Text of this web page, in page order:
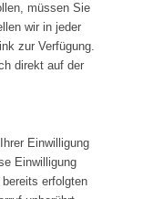
müssen Sie
wir in jeder
zur Verfügung.
direkt auf der
Einwilligung
Einwilligung
erfolgten